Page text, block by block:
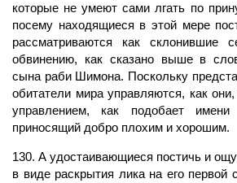
которые не умеют сами лгать по
посему находящиеся в этой мере
рассматриваются как
обвинению, как сказано выше в
сына раби Шимона. Поскольку
обитатели мира управляются, как
управлением, как подобает
приносящий добро плохим и хорошим.
130. А удостаивающиеся постичь и
в виде раскрытия лика на его первой